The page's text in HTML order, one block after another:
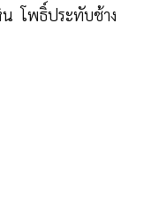
โพธิ์ประทับช้าง